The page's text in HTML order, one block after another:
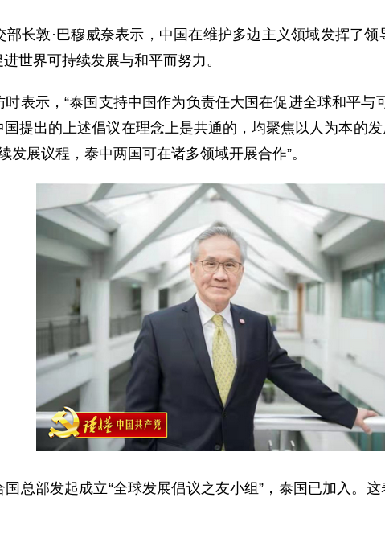
敦·巴穆威奈表示，中国在维护多边主义领域发挥了领
世界可持续发展与和平而努力。
示，“泰国支持中国作为负责任大国在促进全球和平与
提出的上述倡议在理念上是共通的，均聚焦以人为本的
发展议程，泰中两国可在诸多领域开展合作”。
部发起成立“全球发展倡议之友小组”，泰国已加入。这